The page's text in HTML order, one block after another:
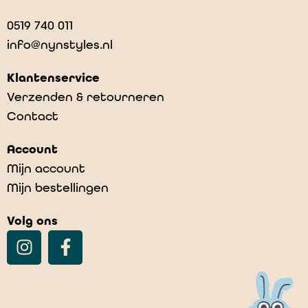
0519 740 011
info@nynstyles.nl
Klantenservice
Verzenden & retourneren
Contact
Account
Mijn account
Mijn bestellingen
Volg ons